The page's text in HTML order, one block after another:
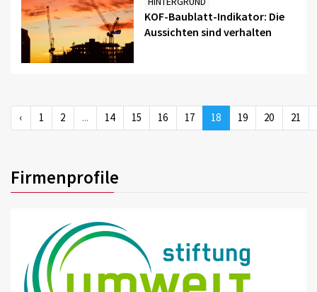
KOF-Baublatt-Indikator: Die
Aussichten sind verhalten
‹ 1 2 ... 14 15 16 17 18 19 20 21
Firmenprofile